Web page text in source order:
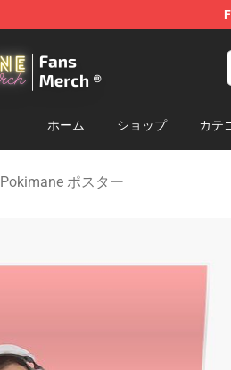
ホーム ショップ カテ
Pokimane ポスター